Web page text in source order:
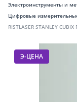
Электроинструменты и
Цифровые
RISTLASER STANLEY
Э-ЦЕНА